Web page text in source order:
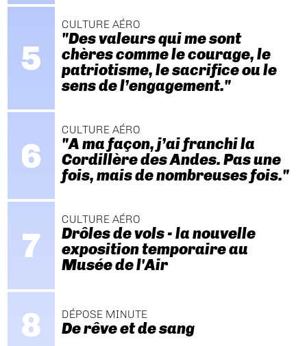
CULTURE AÉRO
"Des valeurs qui me sont
chères comme le courage, le
patriotisme, le sacrifice ou le
sens de l’engagement."
CULTURE AÉRO
"A ma façon, j’ai franchi la
Cordillère des Andes. Pas une
fois, mais de nombreuses fois."
CULTURE AÉRO
Drôles de vols - la nouvelle
exposition temporaire au
Musée de l'Air
DÉPOSE MINUTE
De rêve et de sang